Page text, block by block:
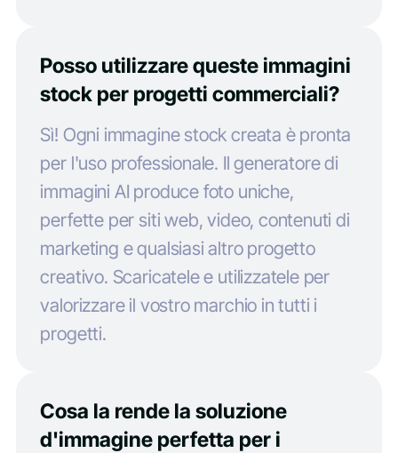
Posso utilizzare queste immagini
stock per progetti commerciali?
Sì! Ogni immagine stock creata è pronta
per l'uso professionale. Il generatore di
immagini AI produce foto uniche,
perfette per siti web, video, contenuti di
marketing e qualsiasi altro progetto
creativo. Scaricatele e utilizzatele per
valorizzare il vostro marchio in tutti i
progetti.
Cosa la rende la soluzione
d'immagine perfetta per i